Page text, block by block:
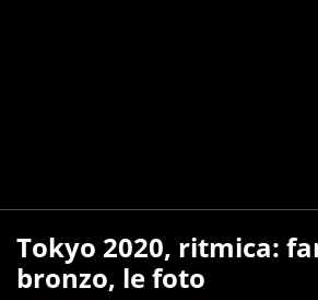
Tokyo 2020, ritmica:
bronzo, le foto